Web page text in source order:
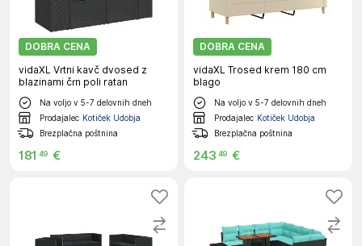
DOBRA CENA
vidaXL Vrtni kavč dvosed z
blazinami črn poli ratan
Na voljo v 5-7 delovnih dneh
Prodajalec Kotiček Udobja
Brezplačna poštnina
181 49 €
DOBRA CENA
vidaXL Trosed krem 180 cm
blago
Na voljo v 5-7 delovnih dneh
Prodajalec Kotiček Udobja
Brezplačna poštnina
243 49 €